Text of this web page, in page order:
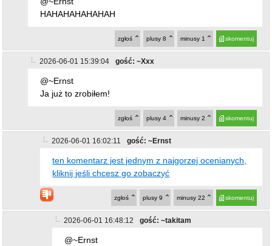
HAHAHAHAHAHAH
skomentuj
minusy 1
plusy 8
zgłoś
2026-06-01 15:39:04 gość: ~Xxx
@~Ernst
Ja już to zrobiłem!
skomentuj
minusy 2
plusy 4
zgłoś
2026-06-01 16:02:11 gość: ~Ernst
ten komentarz jest jednym z najgorzej ocenianych,
kliknij jeśli chcesz go zobaczyć
skomentuj
minusy 22
plusy 9
zgłoś
2026-06-01 16:48:12 gość: ~takitam
@~Ernst